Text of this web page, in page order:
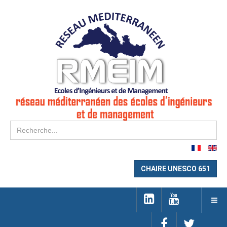
CHAIRE UNESCO 651